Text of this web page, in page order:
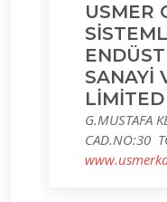
USMER
SANAYİ
G.MUSTAFA
CAD.NO:30